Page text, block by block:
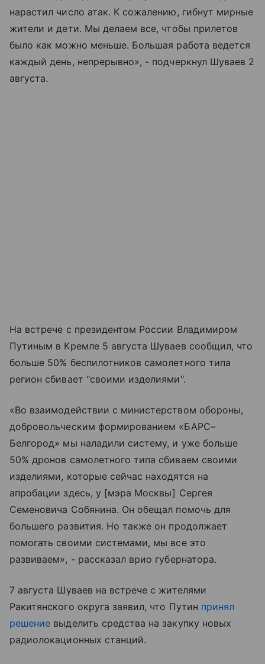
нарастил число атак. К сожалению, гибнут мирные
жители и дети. Мы делаем все, чтобы прилетов
было как можно меньше. Большая работа ведется
каждый день, непрерывно», - подчеркнул Шуваев 2
августа.
На встрече с президентом России Владимиром
Путиным в Кремле 5 августа Шуваев сообщил, что
больше 50% беспилотников самолетного типа
регион сбивает "своими изделиями".
«Во взаимодействии с министерством обороны,
добровольческим формированием «БАРС–
Белгород» мы наладили систему, и уже больше
50% дронов самолетного типа сбиваем своими
изделиями, которые сейчас находятся на
апробации здесь, у [мэра Москвы] Сергея
Семеновича Собянина. Он обещал помочь для
большего развития. Но также он продолжает
помогать своими системами, мы все это
развиваем», - рассказал врио губернатора.
7 августа Шуваев на встрече с жителями
Ракитянского округа заявил, что Путин принял
решение выделить средства на закупку новых
радиолокационных станций.